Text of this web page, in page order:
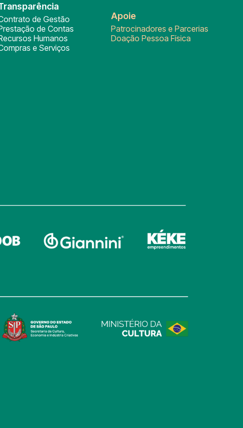
de Gestão
de Contas
Humanos
e Serviços
Apoie
Patrocinadores e Parcerias
Doação Pessoa Física